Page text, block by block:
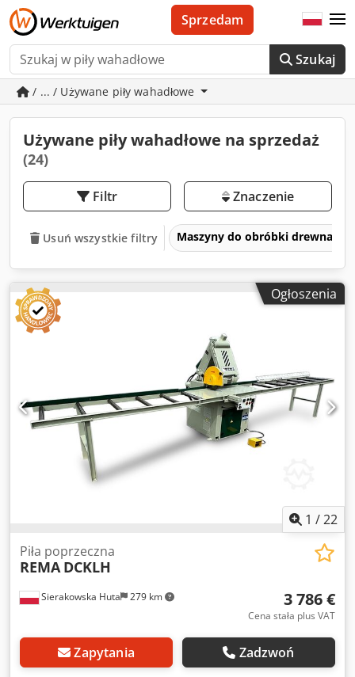
Szukaj
Sprzedam
/ ... / Używane piły wahadłowe
Używane piły wahadłowe na sprzedaż
(24)
Filtr Znaczenie
Usuń wszystkie filtry Maszyny do obróbki drewna
Ogłoszenia
1 /22
Sierakowska Huta 279 km
Piła poprzeczna
REMA DCKLH
3 786 €
Cena stała plus VAT
Zapytania Zadzwoń